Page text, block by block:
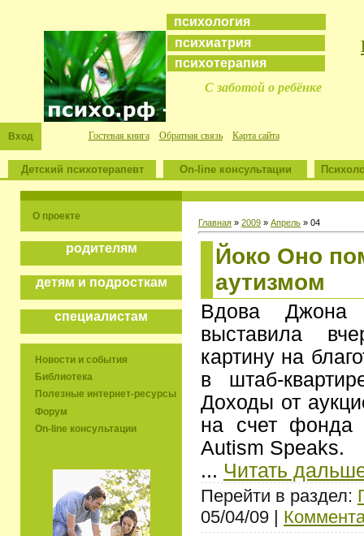
психология
психиатрия
психотерапия
С заботой о ребёнке
Вход Гостевая книга Обратная связь Карта сайта
Детский психотерапевт On-line консультации
О проекте
родителям
детям и подросткам
специалистам
Новости и события
Библиотека
Полезные интернет-ресурсы
Форум
On-line консультации
Главная » 2009 » Апрель » 04
Йоко Оно
аутизмом
Вдова
выставила
картину на
в штаб-
Доходы от
на счет фонда
Autism Speaks.
... Читать
Перейти в раздел:
05/04/09 |